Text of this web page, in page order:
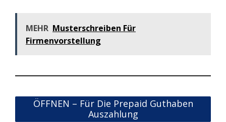
MEHR Musterschreiben Für
Firmenvorstellung
ÖFFNEN – Für Die Prepaid Guthaben
Auszahlung